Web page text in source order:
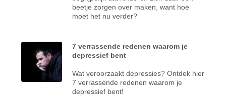
beetje zorgen over maken, want hoe
moet het nu verder?
7 verrassende redenen waarom je
depressief bent
Wat veroorzaakt depressies? Ontdek hier
7 verrassende redenen waarom je
depressief bent!